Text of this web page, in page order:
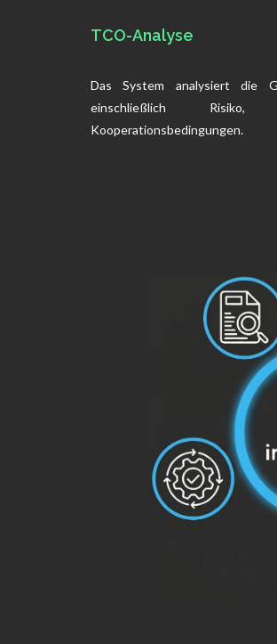
TCO-Analyse
Das System analysiert die
einschließlich
Kooperationsbedingungen.